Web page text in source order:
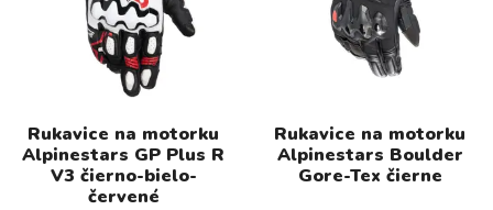
Rukavice na motorku
Alpinestars GP Plus R
V3 čierno-bielo-
červené
Rukavice na motorku
Alpinestars Boulder
Gore-Tex čierne